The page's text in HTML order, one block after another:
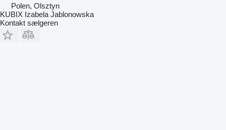
Polen, Olsztyn
KUBIX Izabela Jablonowska
Kontakt sælgeren